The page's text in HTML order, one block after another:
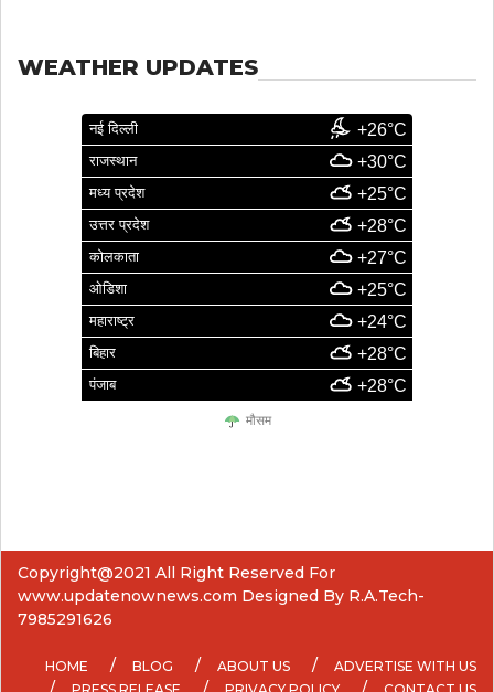
WEATHER UPDATES
नई दिल्ली +26°C
राजस्थान +30°C
मध्य प्रदेश +25°C
उत्तर प्रदेश +28°C
कोलकाता +27°C
ओडिशा +25°C
महाराष्ट्र +24°C
बिहार +28°C
पंजाब +28°C
मौसम
Copyright@2021 All Right Reserved For
www.updatenownews.com Designed By R.A.Tech-
7985291626
HOME BLOG ABOUT US
ADVERTISE WITH US